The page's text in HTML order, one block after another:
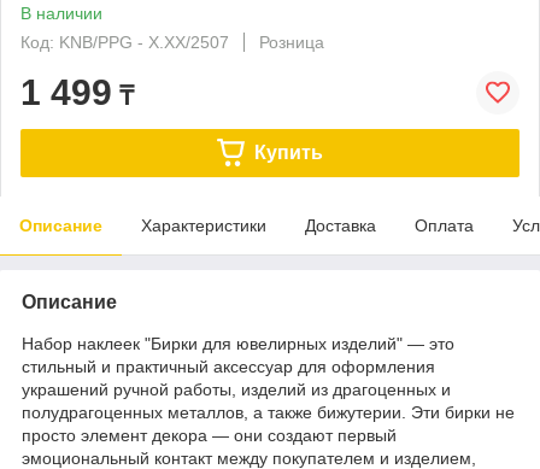
В наличии
Код: KNB/PPG - X.XX/2507
Розница
1 499 ₸
Купить
Описание Характеристики Доставка Оплата
Описание
Набор наклеек "Бирки для ювелирных изделий" — это
стильный и практичный аксессуар для оформления
украшений ручной работы, изделий из драгоценных и
полудрагоценных металлов, а также бижутерии. Эти бирки не
просто элемент декора — они создают первый
эмоциональный контакт между покупателем и изделием,